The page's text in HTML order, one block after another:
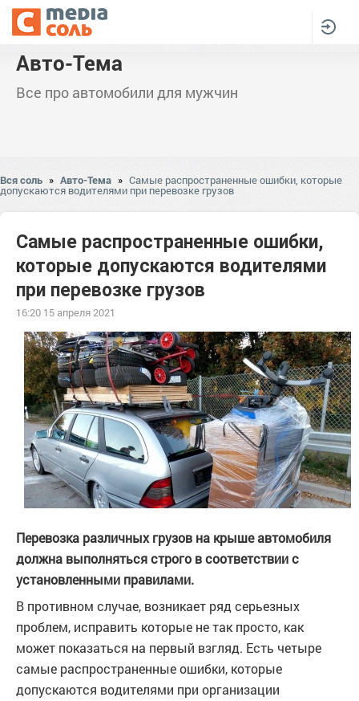
Авто-Тема
Все про автомобили для мужчин
Вся соль » Авто-Тема » Самые распространенные ошибки, которые
допускаются водителями при перевозке грузов
Самые распространенные ошибки,
которые допускаются водителями
при перевозке грузов
16:20 15 апреля 2021
Перевозка различных грузов на крыше автомобиля
должна выполняться строго в соответствии с
установленными правилами.
В противном случае, возникает ряд серьезных
проблем, исправить которые не так просто, как
может показаться на первый взгляд. Есть четыре
самые распространенные ошибки, которые
допускаются водителями при организации